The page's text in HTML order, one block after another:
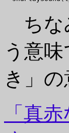
ちな
う意
き」の
「真